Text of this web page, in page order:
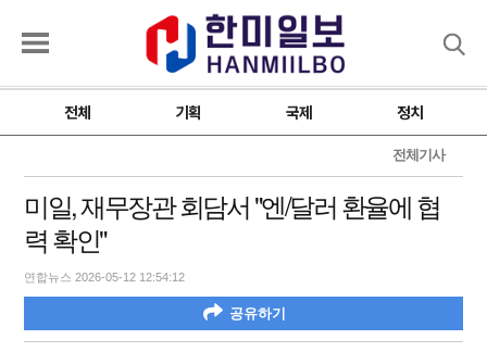
전체 기획 국제 정치
전체기사
미일, 재무장관 회담서 "엔/달러 환율에 협
력 확인"
연합뉴스 2026-05-12 12:54:12
공유하기